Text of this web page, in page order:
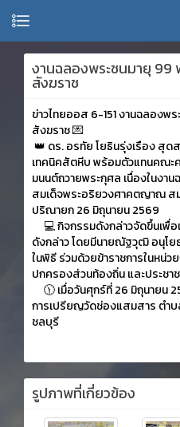
งานฉลองพระชนมายุ 99
สังฆราช
ข่าวไทยออส 6-151 งานฉลองพ
สังฆราช 💌
👑 ดร. อรทัย โยธินรุ่งเรือง สุด
เทคนิคสัตหีบ พร้อมตัวแทนคณะ
มนนต์ถวายพระกุศล เนื่องในงา
สมเด็จพระอริยวงศาคตญาณ ส
ปริณายก 26 มิถุนายน 2569
💻 กิจกรรมดังกล่าวจัดขึ้นเพื่อ
ดังกล่าว โดยมีนายณัฐวุฒิ อนุโย
ในพิธี ร่วมด้วยข้าราชการในหน่
ปกครองส่วนท้องถิ่น และประชา
🕦 เมื่อวันศุกร์ที่ 26 มิถุนายน
การเปรียญวัดช่องแสมสาร ตำ
ชลบุรี
รูปภาพที่เกี่ยวข้อง